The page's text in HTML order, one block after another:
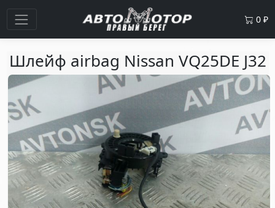
0 ₽
Шлейф airbag Nissan VQ25DE J32